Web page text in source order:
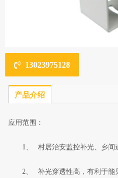
13023975128
产品介绍
应用范围：
1、 村居治安监控补光、乡间
2、 补光穿透性高，有利于能